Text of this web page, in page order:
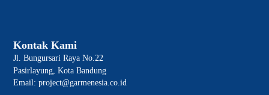
Kontak Kami
Jl. Bungursari Raya No.22
Pasirlayung, Kota Bandung
Email: project@garmenesia.co.id